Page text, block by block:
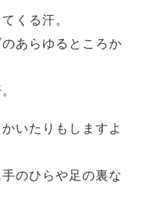
くる汗。
あらゆるところか
いたりもしますよ
のひらや足の裏な